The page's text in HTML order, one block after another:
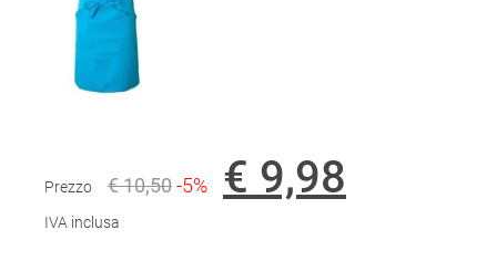
Prezzo € 10,50-5% € 9,98
IVA inclusa